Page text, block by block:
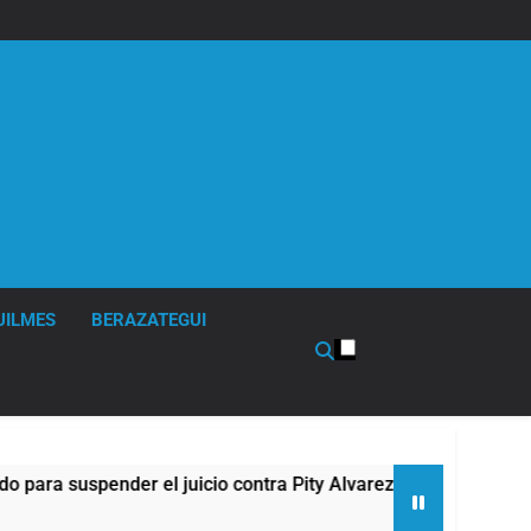
BERAZATEGUI
el juicio contra Pity Alvarez